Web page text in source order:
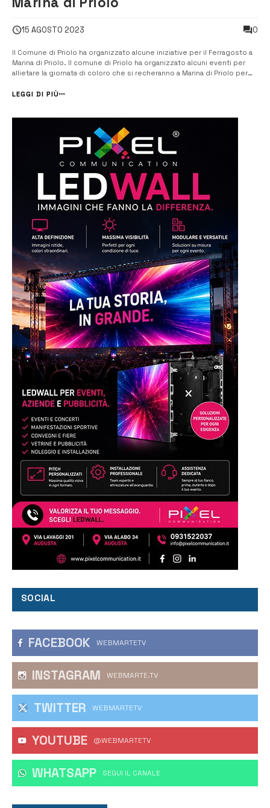
15 AGOSTO 2023 0
Il Comune di Priolo ha organizzato alcune iniziative per il Ferragosto a
Marina di Priolo. Il comune di Priolo ha organizzato alcuni eventi per
allietare la giornata di coloro che si recheranno a Marina di Priolo per
si svolgerà un evento […]
LEGGI DI PIÙ
SOCIAL
FACEBOOK WEBMARTETV
INSTAGRAM WEBMARTE.TV
TWITTER WEBMARTETV
YOUTUBE @WEBMARTETV
WHATSAPP ‎SEGUI IL CANALE